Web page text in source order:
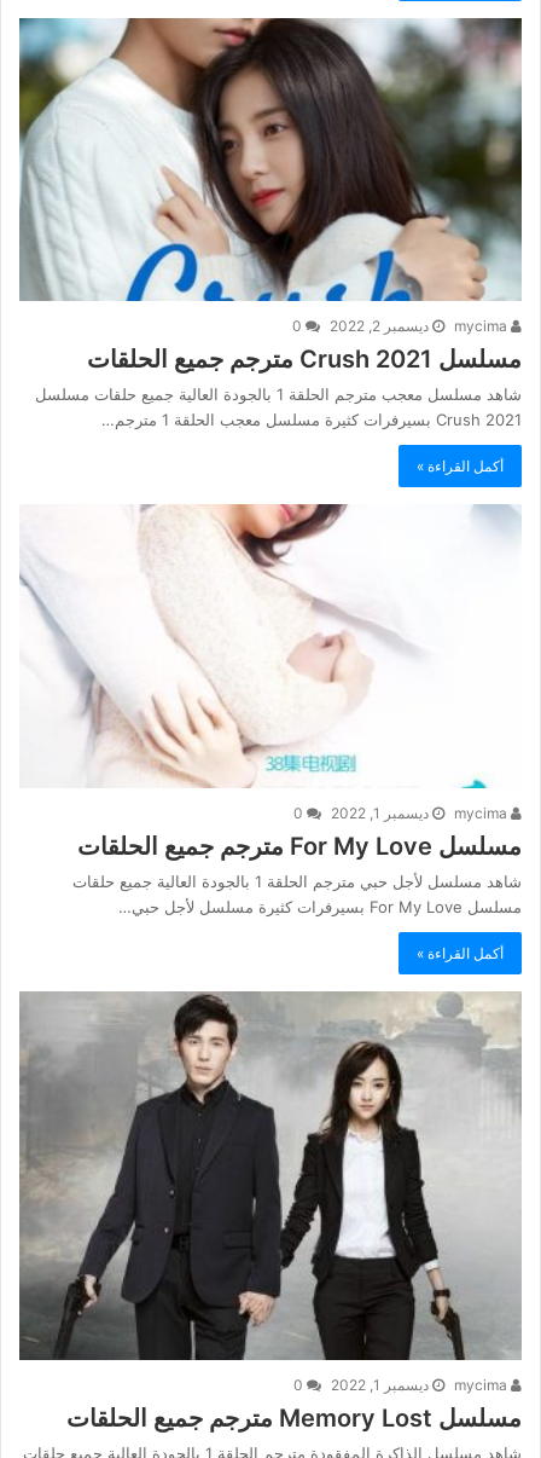
ديسمبر 2, 2022
مسلسل Crush 2021 مترجم جميع الحلقات
شاهد مسلسل معجب مترجم الحلقة 1 بالجودة العالية جميع حلقات مسلسل
Crush 2021 بسيرفرات كثيرة مسلسل معجب الحلقة 1 مترجم…
أكمل القراءة »
ديسمبر 1, 2022
مسلسل For My Love مترجم جميع الحلقات
شاهد مسلسل لأجل حبي مترجم الحلقة 1 بالجودة العالية جميع حلقات
مسلسل For My Love بسيرفرات كثيرة مسلسل لأجل حبي…
أكمل القراءة »
ديسمبر 1, 2022
مسلسل Memory Lost مترجم جميع الحلقات
شاهد مسلسل الذاكرة المفقودة مترجم الحلقة 1 بالجودة العالية جميع حلقات